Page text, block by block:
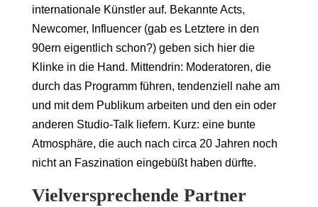
internationale Künstler auf. Bekannte Acts,
Newcomer, Influencer (gab es Letztere in den
90ern eigentlich schon?) geben sich hier die
Klinke in die Hand. Mittendrin: Moderatoren, die
durch das Programm führen, tendenziell nahe am
und mit dem Publikum arbeiten und den ein oder
anderen Studio-Talk liefern. Kurz: eine bunte
Atmosphäre, die auch nach circa 20 Jahren noch
nicht an Faszination eingebüßt haben dürfte.
Vielversprechende Partner